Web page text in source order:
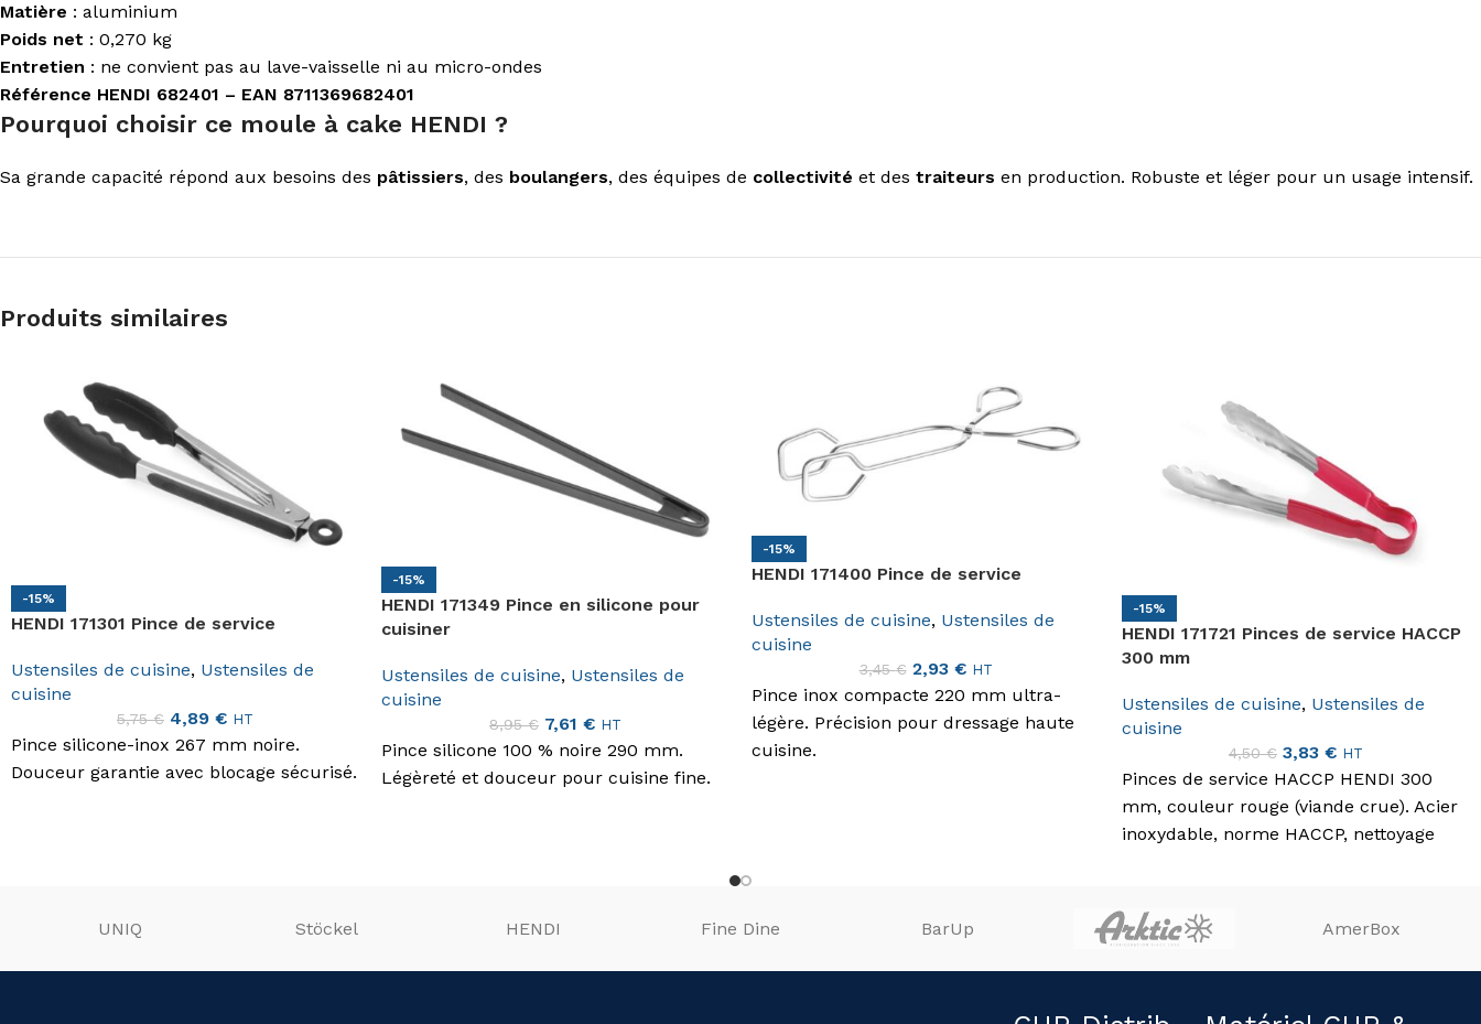
Matière : aluminium
Poids net : 0,270 kg
Entretien : ne convient pas au lave-vaisselle ni au micro-ondes
Référence HENDI 682401 – EAN 8711369682401
Pourquoi choisir ce moule à cake HENDI ?
Sa grande capacité répond aux besoins des pâtissiers, des boulangers, des équipes de collectivité et des traiteurs en production. Robuste et léger pour un usage intensif.
Produits similaires
-15%
HENDI 171301 Pince de service
Ustensiles de cuisine, Ustensiles de
cuisine
5,75€ 4,89 € HT
Pince silicone-inox 267 mm noire.
Douceur garantie avec blocage sécurisé.
-15%
HENDI 171349 Pince en silicone pour
cuisiner
Ustensiles de cuisine, Ustensiles de
cuisine
8,95€ 7,61 € HT
Pince silicone 100 % noire 290 mm.
Légèreté et douceur pour cuisine fine.
-15%
HENDI 171400 Pince de service
Ustensiles de cuisine, Ustensiles de
cuisine
3,45€ 2,93 € HT
Pince inox compacte 220 mm ultra-
légère. Précision pour dressage haute
cuisine.
-15%
HENDI 171721 Pinces de service HACCP
300 mm
Ustensiles de cuisine, Ustensiles de
cuisine
4,50€ 3,83 € HT
Pinces de service HACCP HENDI 300
mm, couleur rouge (viande crue). Acier
inoxydable, norme HACCP, nettoyage
UNIQ
Stöckel HENDI Fine Dine BarUp AmerBox